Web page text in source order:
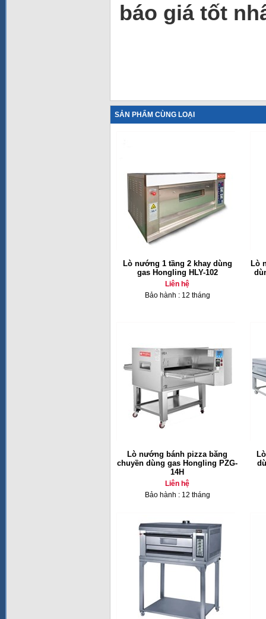
báo giá tốt
SẢN PHẨM CÙNG LOẠI
Lò nướng 1 tầng 2 khay dùng
gas Hongling HLY-102
Liên hệ
Bảo hành : 12 tháng
Lò
Lò nướng bánh pizza băng
chuyền dùng gas Hongling PZG-
14H
Liên hệ
Bảo hành : 12 tháng